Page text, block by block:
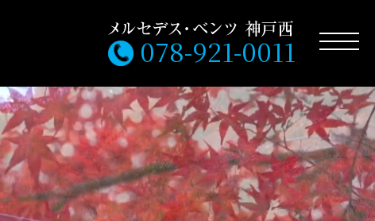
078-921-0011